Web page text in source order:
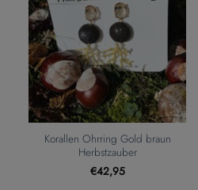
Korallen Ohrring Gold braun
Herbstzauber
€42,95